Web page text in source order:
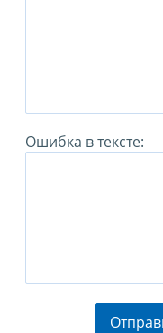
Ошибка в тексте: